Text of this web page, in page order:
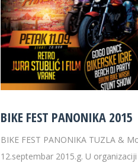
BIKE FEST PANONIKA 2015
BIKE FEST PANONIKA TUZLA &
12.septembar 2015.g. U